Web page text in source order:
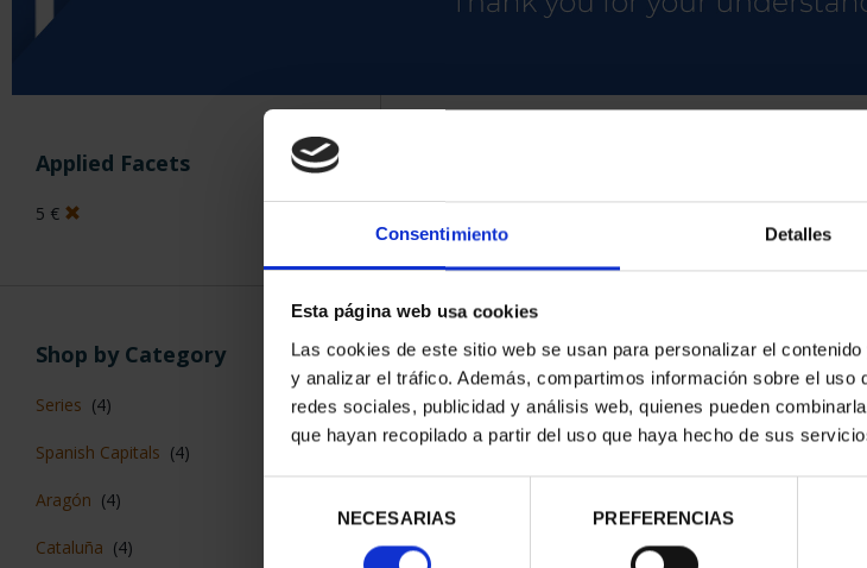
Consentimiento Detalles
Esta página web usa cookies
Las cookies de este sitio web se usan para personalizar el
y analizar el tráfico. Además, compartimos información sobre el uso
redes sociales, publicidad y análisis web, quienes pueden
que hayan recopilado a partir del uso que haya hecho de sus
consentimiento
NECESARIAS PREFERENCIAS
Applied Facets
5 €
Shop by Category
Series (4)
Spanish Capitals (4)
Aragón (4)
Cataluña (4)
5 Products found